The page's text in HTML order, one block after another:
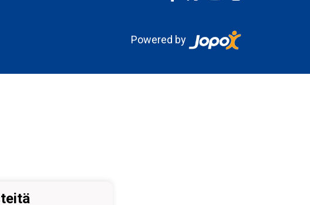
Powered by